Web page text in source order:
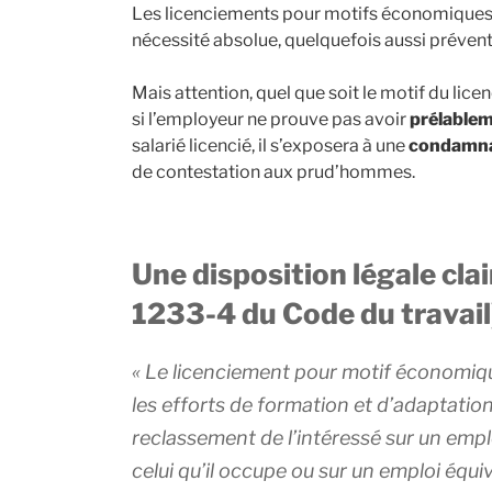
Les licenciements pour motifs
nécessité absolue, quelquefois aussi
Mais attention, quel que soit le motif du
si l’employeur ne prouve pas avoir
salarié licencié, il s’exposera à une
de contestation aux prud’hommes.
Une disposition légale
1233-4 du Code du
« Le licenciement pour motif
les efforts de formation et
reclassement de l’intéressé sur un
celui qu’il occupe ou sur un emploi